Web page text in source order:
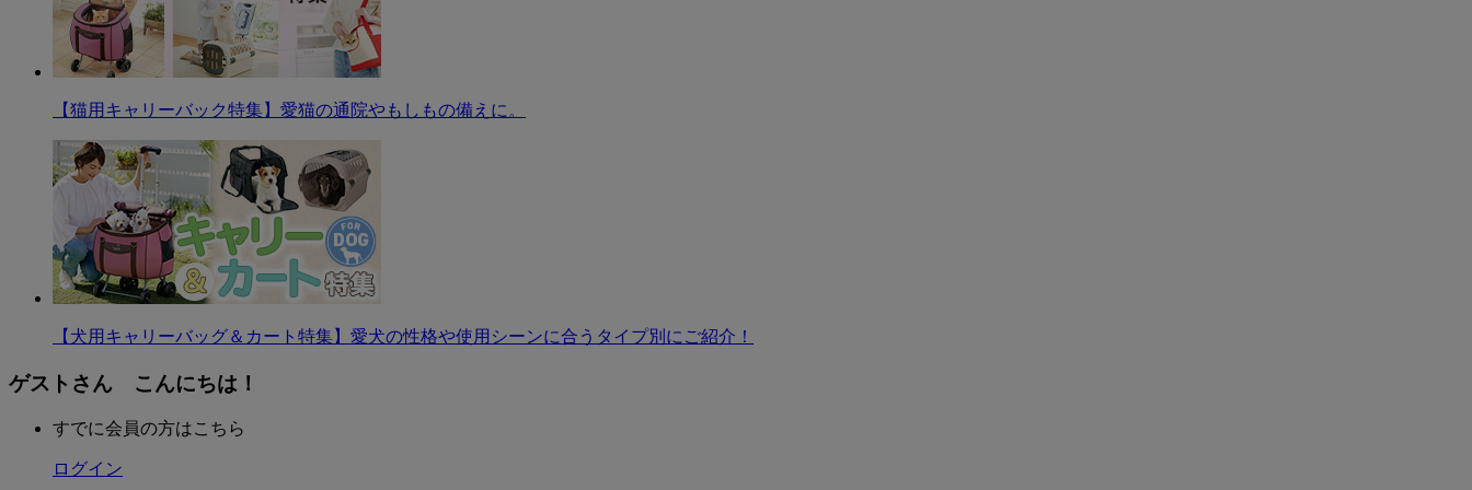
【猫用キャリーバック特集】愛猫の通院やもしもの備えに。
【犬用キャリーバッグ＆カート特集】愛犬の性格や使用シーンに合うタイプ別にご紹介！
ゲストさん こんにちは！
すでに会員の方はこちら
ログイン